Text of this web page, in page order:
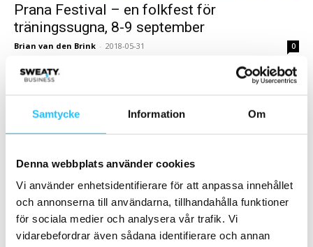
Samtycke Information Om
Denna webbplats använder cookies
Vi använder enhetsidentifierare för att anpassa innehållet
och annonserna till användarna, tillhandahålla funktioner
för sociala medier och analysera vår trafik. Vi
vidarebefordrar även sådana identifierare och annan
Prana Festival – en folkfest för
träningssugna, 8-9 september
Brian van den Brink - 2018-05-31 0
Den 8-9 september förvandlas Bananpiren i Göteborg under Prana
Festival till ett inspirerande festivalområde för hälsa och träning.
Med fler än 100 gruppträningsklasser och...
Samarbete
- Annons -
MEST POPULÄRA